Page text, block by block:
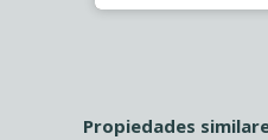
Propiedades